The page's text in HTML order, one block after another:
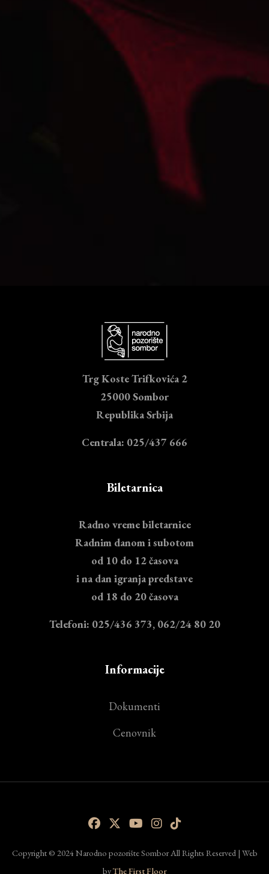
Trg Koste Trifkovića 2
25000 Sombor
Republika Srbija
Centrala: 025/437 666
Biletarnica
Radno vreme biletarnice
Radnim danom i subotom
od 10 do 12 časova
i na dan igranja predstave
od 18 do 20 časova
Telefoni: 025/436 373, 062/24 80 20
Informacije
Dokumenti
Cenovnik
Copyright © 2024 Narodno pozorište Sombor All Rights Reserved | Web
byThe First Floor